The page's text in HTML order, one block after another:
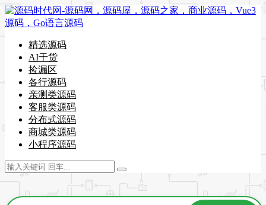
精选源码
AI干货
捡漏区
各行源码
亲测类源码
客服类源码
分布式源码
商城类源码
小程序源码